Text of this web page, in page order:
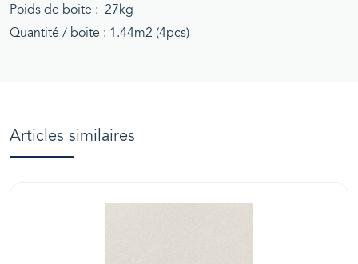
Poids de boite : 27kg
Quantité / boite : 1.44m2 (4pcs)
Articles similaires